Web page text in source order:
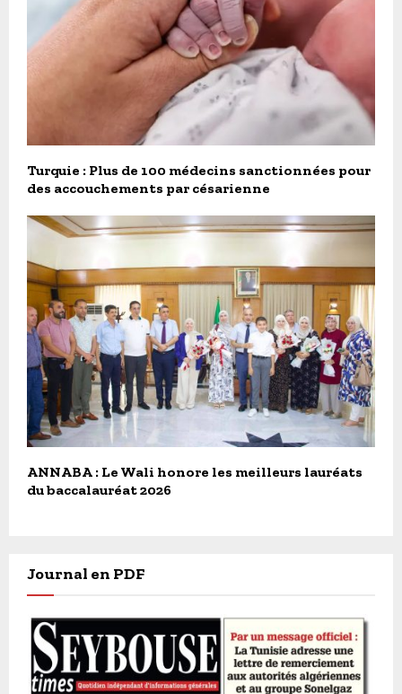
Turquie : Plus de 100 médecins sanctionnées pour
des accouchements par césarienne
ANNABA : Le Wali honore les meilleurs lauréats
du baccalauréat 2026
Journal en PDF